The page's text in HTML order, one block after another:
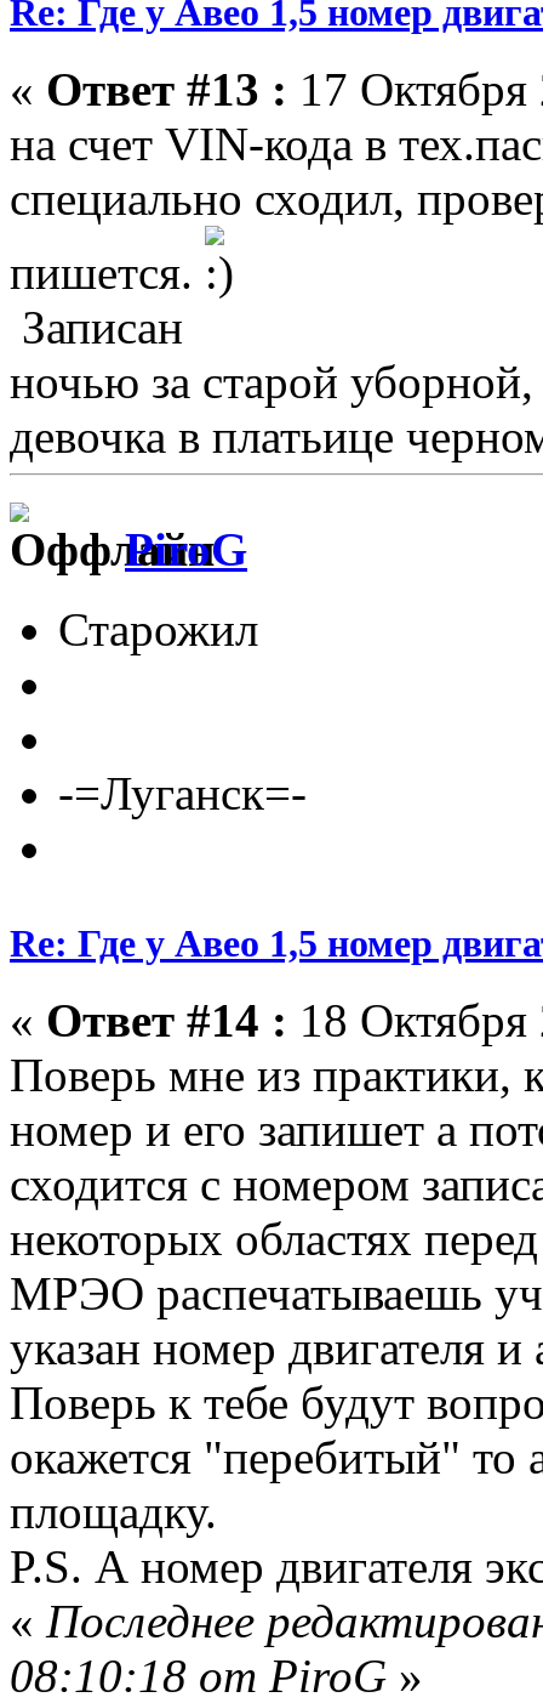
Re: Где у Авео 1,5 номер
« Ответ #13 : 17
на счет VIN-кода в
специально сходил,
пишется.
Записан
ночью за старой
девочка в платьице
PiroG
Старожил
-=Луганск=-
Re: Где у Авео 1,5 номер
« Ответ #14 : 18
Поверь мне из практики,
номер и его запишет а
сходится с номером
некоторых областях
МРЭО распечатываешь
указан номер двигателя
Поверь к тебе будут
окажется "перебитый" то
площадку.
P.S. А номер двигателя
« Последнее
08:10:18 от PiroG »